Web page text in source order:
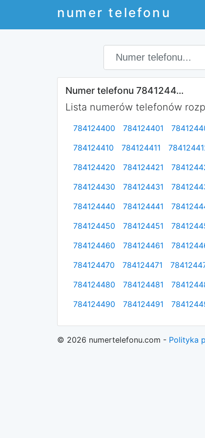
numer telefonu
Numer telefonu 7841244...
Lista numerów telefonów
784124400 784124401
784124410
784124411
784124420
784124421
784124430
784124431
784124440
784124441
784124450
784124451
784124460
784124461
784124470
784124471
784124480
784124481
784124490
784124491
© 2026 numertelefonu.com - Polityka